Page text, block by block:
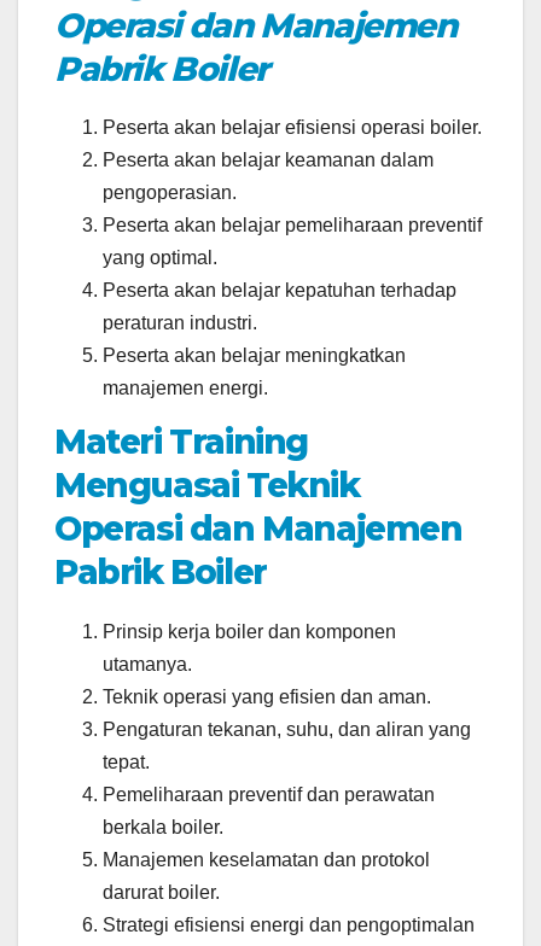
Operasi dan Manajemen
Pabrik Boiler
Peserta akan belajar efisiensi operasi boiler.
Peserta akan belajar keamanan dalam
pengoperasian.
Peserta akan belajar pemeliharaan preventif
yang optimal.
Peserta akan belajar kepatuhan terhadap
peraturan industri.
Peserta akan belajar meningkatkan
manajemen energi.
Materi Training
Menguasai Teknik
Operasi dan Manajemen
Pabrik Boiler
Prinsip kerja boiler dan komponen
utamanya.
Teknik operasi yang efisien dan aman.
Pengaturan tekanan, suhu, dan aliran yang
tepat.
Pemeliharaan preventif dan perawatan
berkala boiler.
Manajemen keselamatan dan protokol
darurat boiler.
Strategi efisiensi energi dan pengoptimalan